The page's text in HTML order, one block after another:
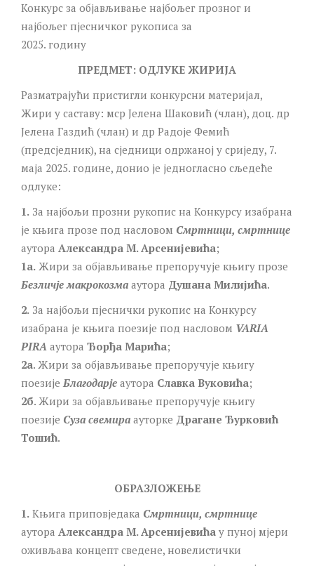
Конкурс за објављивање најбољег прозног и
најбољег пјесничког рукописа за
2025. годину
ПРЕДМЕТ: ОДЛУКЕ ЖИРИЈА
Разматрајући пристигли конкурсни материјал,
Жири у саставу: мср Јелена Шаковић (члан), доц. др
Јелена Газдић (члан) и др Радоје Фемић
(предсједник), на сједници одржаној у сриједу, 7.
маја 2025. године, донио је једногласно сљедеће
одлуке:
1. За најбољи прозни рукопис на Конкурсу изабрана
је књига прозе под насловом Смртници, смртнице
аутора Александра М. Арсенијевића;
1а. Жири за објављивање препоручује књигу прозе
Безличје макрокозма аутора Душана Милијића.
2. За најбољи пјеснички рукопис на Конкурсу
изабрана је књига поезије под насловом VARIA
PIRA аутора Ђорђа Марића;
2а. Жири за објављивање препоручује књигу
поезијеБлагодарје аутора Славка Вуковића;
2б. Жири за објављивање препоручује књигу
поезије Суза свемира ауторке Драгане Ђурковић
Тошић.
ОБРАЗЛОЖЕЊЕ
1. Књига приповједака Смртници, смртнице
аутора Александра М. Арсенијевића у пуној мјери
оживљава концепт сведене, новелистички